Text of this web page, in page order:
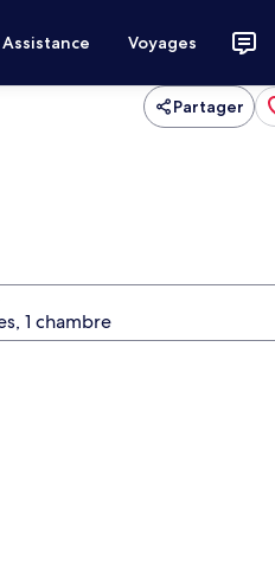
Assistance Voyages
Partager